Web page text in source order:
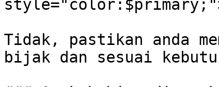
Tidak, pastikan anda
bijak dan sesuai